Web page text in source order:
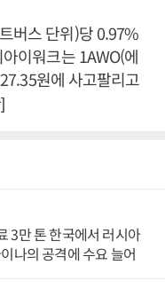
버스 단위)당 0.97%
이워크는 1AWO(에
원에 사고팔리고
3만 톤 한국에서 러시아
나의 공격에 수요 늘어